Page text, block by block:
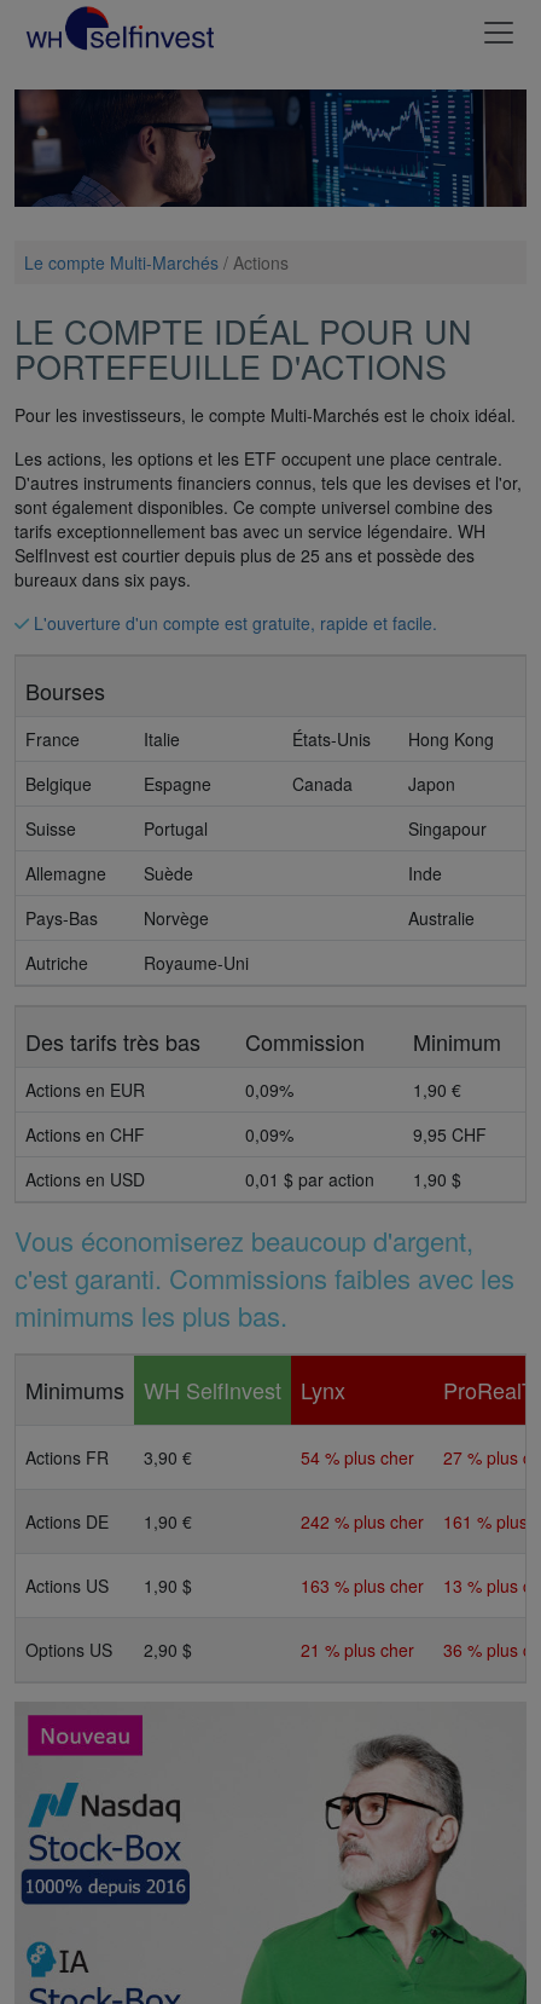
Le compte Multi-Marchés / Actions
LE COMPTE IDÉAL POUR UN
PORTEFEUILLE D'ACTIONS
Pour les investisseurs, le compte Multi-Marchés est le choix idéal.
Les actions, les options et les ETF occupent une place centrale.
D'autres instruments financiers connus, tels que les devises et l'or,
sont également disponibles. Ce compte universel combine des
tarifs exceptionnellement bas avec un service légendaire. WH
SelfInvest est courtier depuis plus de 25 ans et possède des
bureaux dans six pays.
L'ouverture d'un compte est gratuite, rapide et facile.
Bourses
France Italie États-Unis
Hong Kong
Belgique
Espagne Canada
Japon
Suisse
Portugal
Singapour
Allemagne
Suède
Inde
Pays-Bas
Norvège
Australie
Autriche
Royaume-Uni
Des tarifs très bas Commission Minimum
Actions en EUR 0,09%
1,90 €
Actions en CHF
0,09%
9,95 CHF
Actions en USD
0,01 $ par action 1,90 $
Vous économiserez beaucoup d'argent,
c'est garanti. Commissions faibles avec les
minimums les plus bas.
Minimums WH SelfInvest Lynx
Actions FR 3,90 € 54 % plus cher 27 % plus
Actions DE 1,90 € 242 % plus cher 161 % plus
Actions US 1,90 $ 163 % plus cher 13 % plus
Options US 2,90 $ 21 % plus cher 36 % plus